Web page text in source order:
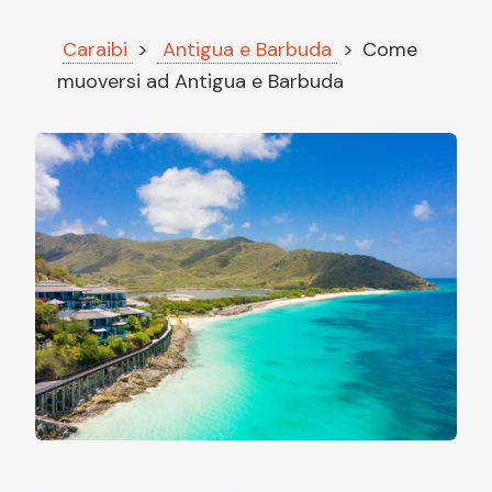
Caraibi Antigua e Barbuda
Come
muoversi ad Antigua e Barbuda